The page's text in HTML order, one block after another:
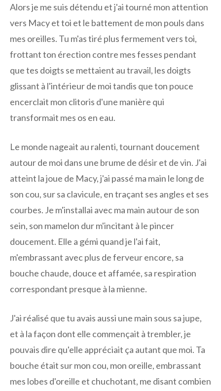
Alors je me suis détendu et j'ai tourné mon attention
vers Macy et toi et le battement de mon pouls dans
mes oreilles. Tu m'as tiré plus fermement vers toi,
frottant ton érection contre mes fesses pendant
que tes doigts se mettaient au travail, les doigts
glissant à l'intérieur de moi tandis que ton pouce
encerclait mon clitoris d'une manière qui
transformait mes os en eau.
Le monde nageait au ralenti, tournant doucement
autour de moi dans une brume de désir et de vin. J'ai
atteint la joue de Macy, j'ai passé ma main le long de
son cou, sur sa clavicule, en traçant ses angles et ses
courbes. Je m'installai avec ma main autour de son
sein, son mamelon dur m'incitant à le pincer
doucement. Elle a gémi quand je l'ai fait,
m'embrassant avec plus de ferveur encore, sa
bouche chaude, douce et affamée, sa respiration
correspondant presque à la mienne.
J'ai réalisé que tu avais aussi une main sous sa jupe,
et à la façon dont elle commençait à trembler, je
pouvais dire qu'elle appréciait ça autant que moi. Ta
bouche était sur mon cou, mon oreille, embrassant
mes lobes d'oreille et chuchotant, me disant combien